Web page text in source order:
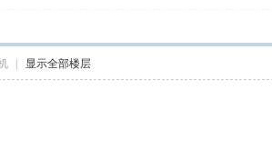
显示全部楼层